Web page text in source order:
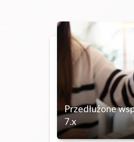
Przedłużone
7.x